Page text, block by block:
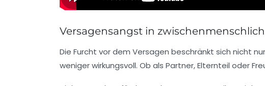
Versagensangst in
Die Furcht vor dem Versagen beschränkt sich nicht
weniger wirkungsvoll. Ob als Partner, Elternteil oder